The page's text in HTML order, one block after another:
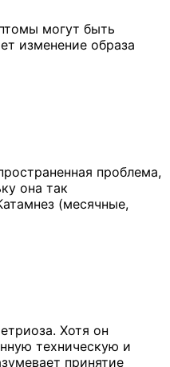
могут быть
изменение образа
проблема,
она так
(месячные,
Хотя он
техническую и
принятие